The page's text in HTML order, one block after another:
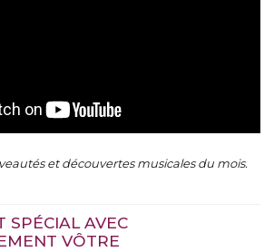
et découvertes musicales du mois.
SPÉCIAL AVEC
VÔTRE